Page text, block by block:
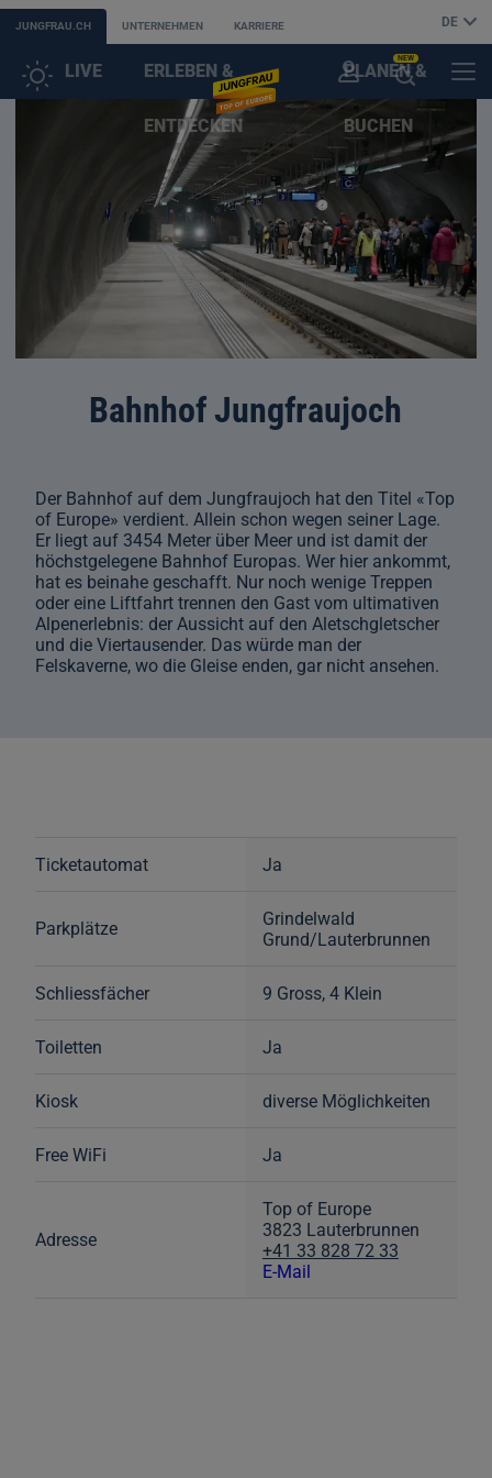
JUNGFRAU.CH UNTERNEHMEN KARRIERE DE
LIVE ERLEBEN &
ENTDECKEN
PLANEN &
BUCHEN
NEW
Bahnhof Jungfraujoch
Der Bahnhof auf dem Jungfraujoch hat den Titel «Top
of Europe» verdient. Allein schon wegen seiner Lage.
Er liegt auf 3454 Meter über Meer und ist damit der
höchstgelegene Bahnhof Europas. Wer hier ankommt,
hat es beinahe geschafft. Nur noch wenige Treppen
oder eine Liftfahrt trennen den Gast vom ultimativen
Alpenerlebnis: der Aussicht auf den Aletschgletscher
und die Viertausender. Das würde man der
Felskaverne, wo die Gleise enden, gar nicht ansehen.
Ticketautomat Ja
Parkplätze
Grindelwald
Grund/Lauterbrunnen
Schliessfächer 9 Gross, 4 Klein
Toiletten Ja
Kiosk diverse Möglichkeiten
Free WiFi Ja
Adresse
Top of Europe
3823 Lauterbrunnen
+41 33 828 72 33
E-Mail